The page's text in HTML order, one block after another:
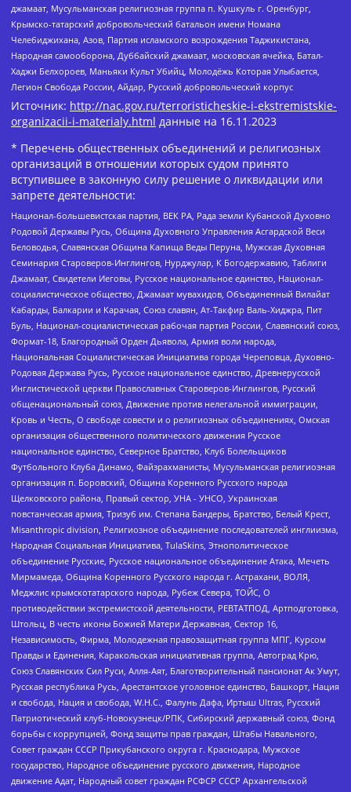
джамаат, Мусульманская религиозная группа п. Кушкуль г. Оренбург,
Крымско-татарский добровольческий батальон имени Номана
Челебиджихана, Азов, Партия исламского возрождения Таджикистана,
Народная самооборона, Дуббайский джамаат, московская ячейка, Батал-
Хаджи Белхороев, Маньяки Культ Убийц, Молодёжь Которая Улыбается,
Легион Свобода России, Айдар, Русский добровольческий корпус
Источник: http://nac.gov.ru/terroristicheskie-i-ekstremistskie-
organizacii-i-materialy.html данные на 16.11.2023
* Перечень общественных объединений и религиозных
организаций в отношении которых судом принято
вступившее в законную силу решение о ликвидации или
запрете деятельности:
Национал-большевистская партия, ВЕК РА, Рада земли Кубанской Духовно
Родовой Державы Русь, Община Духовного Управления Асгардской Веси
Беловодья, Славянская Община Капища Веды Перуна, Мужская Духовная
Семинария Староверов-Инглингов, Нурджулар, К Богодержавию, Таблиги
Джамаат, Свидетели Иеговы, Русское национальное единство, Национал-
социалистическое общество, Джамаат мувахидов, Объединенный Вилайат
Кабарды, Балкарии и Карачая, Союз славян, Ат-Такфир Валь-Хиджра, Пит
Буль, Национал-социалистическая рабочая партия России, Славянский союз,
Формат-18, Благородный Орден Дьявола, Армия воли народа,
Национальная Социалистическая Инициатива города Череповца, Духовно-
Родовая Держава Русь, Русское национальное единство, Древнерусской
Инглистической церкви Православных Староверов-Инглингов, Русский
общенациональный союз, Движение против нелегальной иммиграции,
Кровь и Честь, О свободе совести и о религиозных объединениях, Омская
организация общественного политического движения Русское
национальное единство, Северное Братство, Клуб Болельщиков
Футбольного Клуба Динамо, Файзрахманисты, Мусульманская религиозная
организация п. Боровский, Община Коренного Русского народа
Щелковского района, Правый сектор, УНА - УНСО, Украинская
повстанческая армия, Тризуб им. Степана Бандеры, Братство, Белый Крест,
Misanthropic division, Религиозное объединение последователей инглиизма,
Народная Социальная Инициатива, TulaSkins, Этнополитическое
объединение Русские, Русское национальное объединение Атака, Мечеть
Мирмамеда, Община Коренного Русского народа г. Астрахани, ВОЛЯ,
Меджлис крымскотатарского народа, Рубеж Севера, ТОЙС, О
противодействии экстремистской деятельности, РЕВТАТПОД, Артподготовка,
Штольц, В честь иконы Божией Матери Державная, Сектор 16,
Независимость, Фирма, Молодежная правозащитная группа МПГ, Курсом
Правды и Единения, Каракольская инициативная группа, Автоград Крю,
Союз Славянских Сил Руси, Алля-Аят, Благотворительный пансионат Ак Умут,
Русская республика Русь, Арестантское уголовное единство, Башкорт, Нация
и свобода, Нация и свобода, W.H.С., Фалунь Дафа, Иртыш Ultras, Русский
Патриотический клуб-Новокузнецк/РПК, Сибирский державный союз, Фонд
борьбы с коррупцией, Фонд защиты прав граждан, Штабы Навального,
Совет граждан СССР Прикубанского округа г. Краснодара, Мужское
государство, Народное объединение русского движения, Народное
движение Адат, Народный совет граждан РСФСР СССР Архангельской